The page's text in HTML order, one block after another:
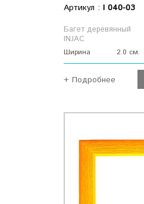
Артикул : I 040-03
Багет деревянный
INJAC
Ширина 2.0 см.
+ Подробнее